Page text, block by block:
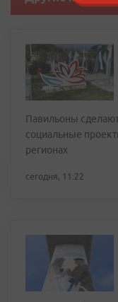
Павильоны
социальные
регионах
сегодня, 11:22